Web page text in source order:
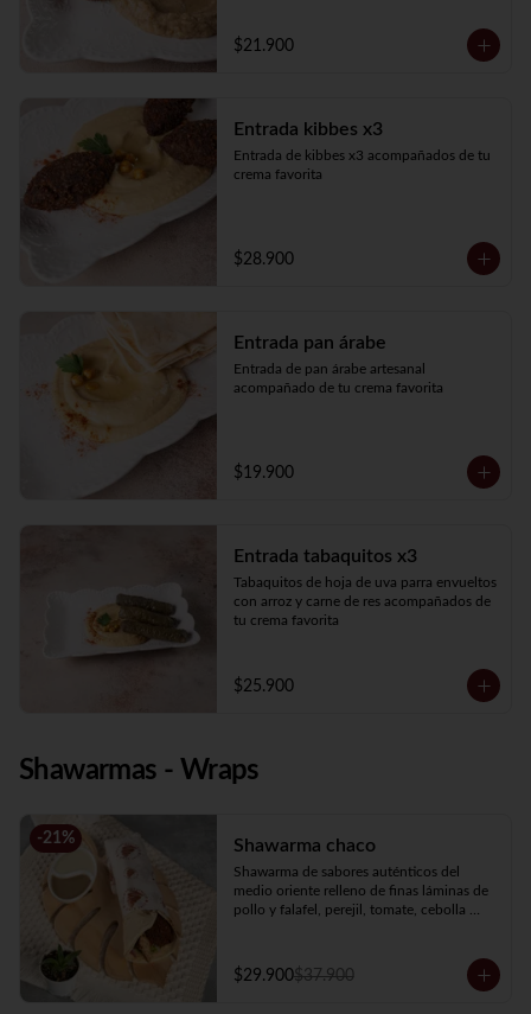
$21.900
Entrada kibbes x3
Entrada de kibbes x3 acompañados de tu
crema favorita
$28.900
Entrada pan árabe
Entrada de pan árabe artesanal
acompañado de tu crema favorita
$19.900
Entrada tabaquitos x3
Tabaquitos de hoja de uva parra envueltos
con arroz y carne de res acompañados de
tu crema favorita
$25.900
Shawarmas - Wraps
-21% Shawarma chaco
Shawarma de sabores auténticos del
medio oriente relleno de finas láminas de
pollo y falafel, perejil, tomate, cebolla
$29.900$37.900